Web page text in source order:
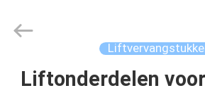
HUIS
SUNNY
ELEVATOR
Reserved.Liftonderdelen